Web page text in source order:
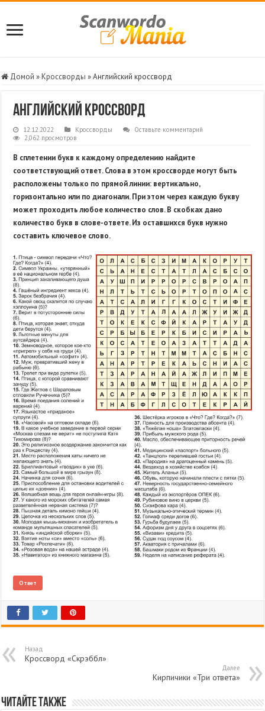
Домой »Кроссворды »Английский кроссворд
Английский кроссворд
12.12.2022 Кроссворды
Оставьте комментарий
2,062 просмотров
В сплетении букв к каждому определению найдите
соответствующий ответ. Слова в этом кроссворде могут быть
расположены только по прямой линии: вертикально,
горизонтально или по диагонали. При этом через каждую букву
может проходить любое количество слов. В скобках дано
количество букв в слове-ответе. Из оставшихся букв нужно
составить ключевое слово.
Ответ
Назад
Кроссворд «Скрэббл»
Далее
Кирпичики «Три ответа»
Читайте также